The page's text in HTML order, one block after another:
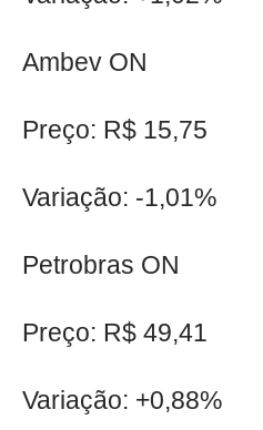
Ambev ON
Preço: R$ 15,75
Variação: -1,01%
Petrobras ON
Preço: R$ 49,41
Variação: +0,88%